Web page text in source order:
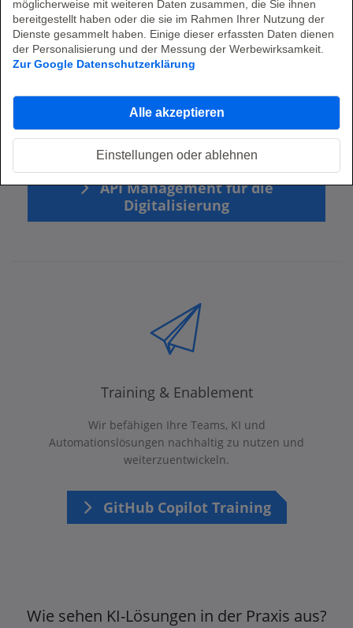
möglicherweise mit weiteren Daten zusammen, die Sie ihnen
bereitgestellt haben oder die sie im Rahmen Ihrer Nutzung der
Dienste gesammelt haben. Einige dieser erfassten Daten dienen
der Personalisierung und der Messung der Werbewirksamkeit.
Zur Google Datenschutzerklärung
Alle akzeptieren
Einstellungen oder ablehnen
Ob in bestehende Systeme oder neue Plattformen – wir
sorgen dafür, dass KI und Automation nahtlos
funktionieren und Ihren Betrieb optimieren.
API Management für die
Digitalisierung
Training & Enablement
Wir befähigen Ihre Teams, KI und
Automationslösungen nachhaltig zu nutzen und
weiterzuentwickeln.
GitHub Copilot Training
Wie sehen KI-Lösungen in der Praxis aus?